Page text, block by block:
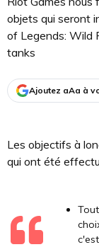
objets qui seront
of Legends: Wild
tanks
Ajoutez aAa à
Les objectifs à
qui ont été